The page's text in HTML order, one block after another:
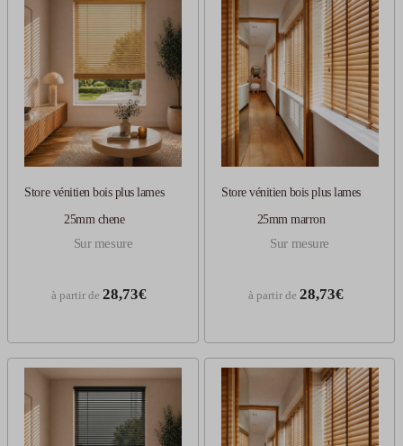
Store vénitien bois plus lames
25mm chene
Sur mesure
à partir de 28,73€
Store vénitien bois plus lames
25mm marron
Sur mesure
à partir de 28,73€